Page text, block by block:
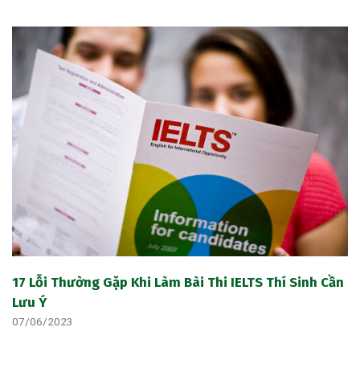
17 Lỗi Thường Gặp Khi Làm Bài Thi IELTS Thí Sinh Cần
Lưu Ý
07/06/2023